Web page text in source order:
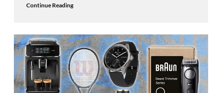
Continue Reading